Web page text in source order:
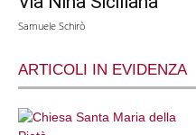
Samuele Schirò
ARTICOLI IN EVIDENZA